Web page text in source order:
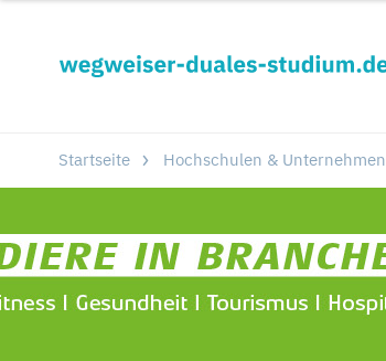
Startseite Hochschulen & Unternehmen